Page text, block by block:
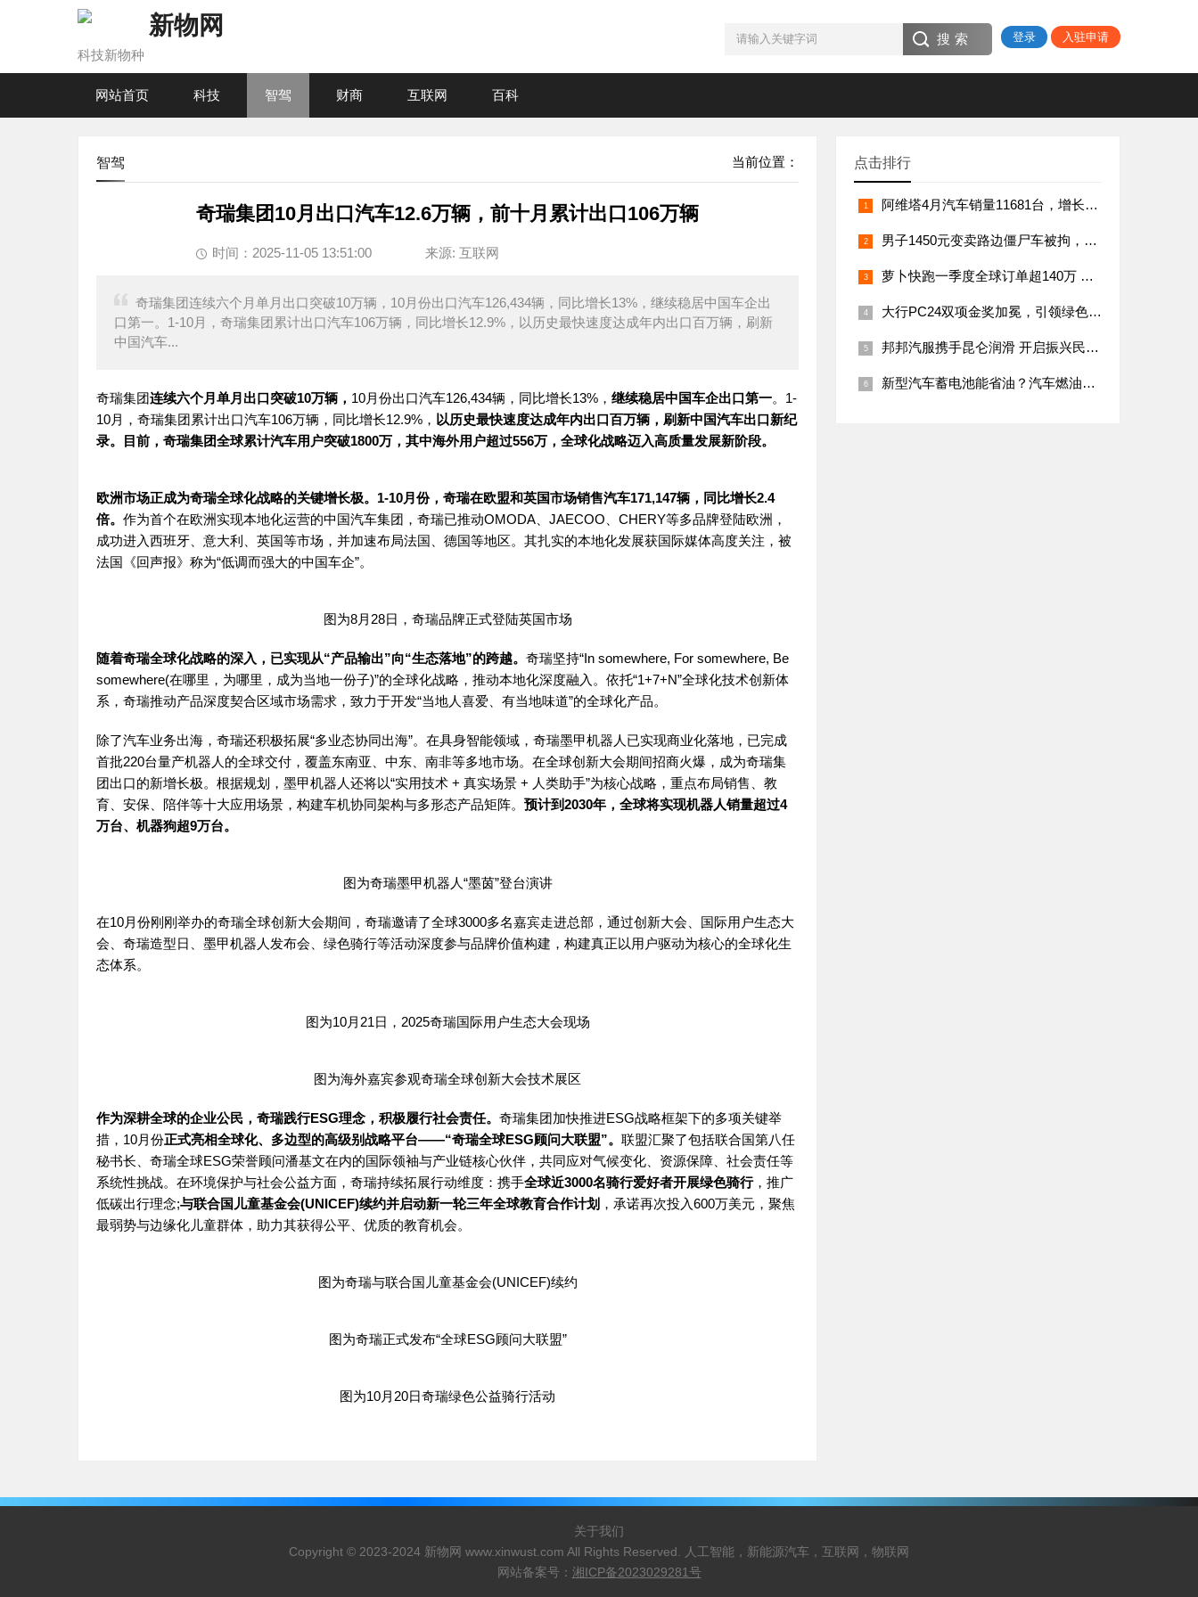
登录 入驻申请
新物网
科技新物种
网站首页 科技 智驾 财商 互联网 百科
当前位置：
智驾
奇瑞集团10月出口汽车12.6万辆，前十月累计出口106万辆
时间：2025-11-05 13:51:00 来源: 互联网
奇瑞集团连续六个月单月出口突破10万辆，10月份出口汽车126,434辆，同比增长13%，继续稳居中国车企出
口第一。1-10月，奇瑞集团累计出口汽车106万辆，同比增长12.9%，以历史最快速度达成年内出口百万辆，刷新
中国汽车...
奇瑞集团连续六个月单月出口突破10万辆， 10月份出口汽车126,434辆，同比增长13%， 继续稳居中国车企出口第一。1-
10月， 奇瑞集团累计出口汽车106万辆，同比增长12.9%， 以历史最快速度达成年内出口百万辆，刷新中国汽车出口新纪
录。目前， 奇瑞集团全球累计汽车用户突破1800万，其中海外用户超过556万，全球化战略迈入高质量发展新阶段。
欧洲市场正成为奇瑞全球化战略的关键增长极。1-10月份， 奇瑞在欧盟和英国市场销售汽车171,147辆，同比增长2.4
倍。 作为首个在欧洲实现本地化运营的中国汽车集团， 奇瑞已推动OMODA、JAECOO、CHERY等多品牌登陆欧洲，
成功进入西班牙、意大利、英国等市场，并加速布局法国、德国等地区。其扎实的本地化发展获国际媒体高度关注，被
法国《回声报》称为“低调而强大的中国车企”。
图为8月28日， 奇瑞品牌正式登陆英国市场
随着奇瑞全球化战略的深入，已实现从“产品输出”向“生态落地”的跨越。 奇瑞坚持“In somewhere, For somewhere, Be
somewhere(在哪里，为哪里，成为当地一份子)”的全球化战略，推动本地化深度融入。依托“1+7+N”全球化技术创新体
系， 奇瑞推动产品深度契合区域市场需求，致力于开发“当地人喜爱、有当地味道”的全球化产品。
除了汽车业务出海， 奇瑞还积极拓展“多业态协同出海”。在具身智能领域， 奇瑞墨甲机器人已实现商业化落地，已完成
首批220台量产机器人的全球交付，覆盖东南亚、中东、南非等多地市场。在全球创新大会期间招商火爆，成为奇瑞集
团出口的新增长极。根据规划，墨甲机器人还将以“实用技术 + 真实场景 + 人类助手”为核心战略，重点布局销售、教
育、安保、陪伴等十大应用场景，构建车机协同架构与多形态产品矩阵。 预计到2030年，全球将实现机器人销量超过4
万台、机器狗超9万台。
图为奇瑞墨甲机器人“墨茵”登台演讲
在10月份刚刚举办的奇瑞全球创新大会期间， 奇瑞邀请了全球3000多名嘉宾走进总部，通过创新大会、国际用户生态大
会、 奇瑞造型日、墨甲机器人发布会、绿色骑行等活动深度参与品牌价值构建，构建真正以用户驱动为核心的全球化生
态体系。
图为10月21日，2025奇瑞国际用户生态大会现场
图为海外嘉宾参观奇瑞全球创新大会技术展区
作为深耕全球的企业公民， 奇瑞践行ESG理念，积极履行社会责任。 奇瑞集团加快推进ESG战略框架下的多项关键举
措，10月份正式亮相全球化、多边型的高级别战略平台——“奇瑞全球ESG顾问大联盟”。 联盟汇聚了包括联合国第八任
秘书长、 奇瑞全球ESG荣誉顾问潘基文在内的国际领袖与产业链核心伙伴，共同应对气候变化、资源保障、社会责任等
系统性挑战。在环境保护与社会公益方面， 奇瑞持续拓展行动维度：携手全球近3000名骑行爱好者开展绿色骑行，推广
低碳出行理念;与联合国儿童基金会(UNICEF)续约并启动新一轮三年全球教育合作计划 ，承诺再次投入600万美元，聚焦
最弱势与边缘化儿童群体，助力其获得公平、优质的教育机会。
图为奇瑞与联合国儿童基金会(UNICEF)续约
图为奇瑞正式发布“全球ESG顾问大联盟”
图为10月20日奇瑞绿色公益骑行活动
点击排行
阿维塔4月汽车销量11681台，增长122%销量创历史新高
男子1450元变卖路边僵尸车被拘，盗窃男子为刑满释放人员
萝卜快跑一季度全球订单超140万 同比增长75%
大行PC24双项金奖加冕，引领绿色出行新风尚
邦邦汽服携手昆仑润滑 开启振兴民族品牌新征程
新型汽车蓄电池能省油？汽车燃油节能新突破！
关于我们
Copyright © 2023-2024 新物网 www.xinwust.com All Rights Reserved. 人工智能，新能源汽车，互联网，物联网
网站备案号： 湘ICP备2023029281号